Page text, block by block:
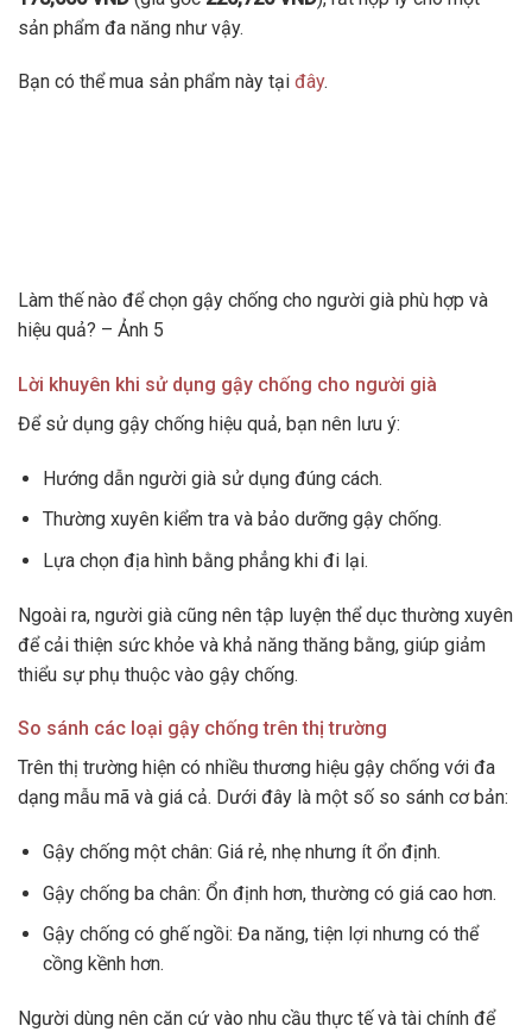
sản phẩm đa năng như vậy.
Bạn có thể mua sản phẩm này tại đây.
Làm thế nào để chọn gậy chống cho người già phù hợp và
hiệu quả? – Ảnh 5
Lời khuyên khi sử dụng gậy chống cho người già
Để sử dụng gậy chống hiệu quả, bạn nên lưu ý:
Hướng dẫn người già sử dụng đúng cách.
Thường xuyên kiểm tra và bảo dưỡng gậy chống.
Lựa chọn địa hình bằng phẳng khi đi lại.
Ngoài ra, người già cũng nên tập luyện thể dục thường xuyên
để cải thiện sức khỏe và khả năng thăng bằng, giúp giảm
thiểu sự phụ thuộc vào gậy chống.
So sánh các loại gậy chống trên thị trường
Trên thị trường hiện có nhiều thương hiệu gậy chống với đa
dạng mẫu mã và giá cả. Dưới đây là một số so sánh cơ bản:
Gậy chống một chân: Giá rẻ, nhẹ nhưng ít ổn định.
Gậy chống ba chân: Ổn định hơn, thường có giá cao hơn.
Gậy chống có ghế ngồi: Đa năng, tiện lợi nhưng có thể
cồng kềnh hơn.
Người dùng nên căn cứ vào nhu cầu thực tế và tài chính để